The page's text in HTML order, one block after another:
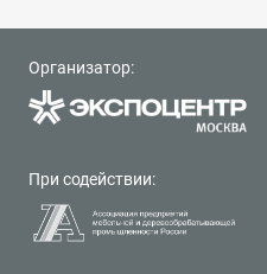
Организатор:
При содействии: